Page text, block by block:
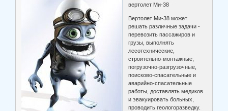
вертолет Ми-38
Вертолет Ми-38 может
решать различные задачи -
перевозить пассажиров и
грузы, выполнять
лесотехнические,
строительно-монтажные,
погрузочно-разгрузочные,
поисково-спасательные и
аварийно-спасательные
работы, доставлять медиков
и эвакуировать больных,
проводить геологоразведку.